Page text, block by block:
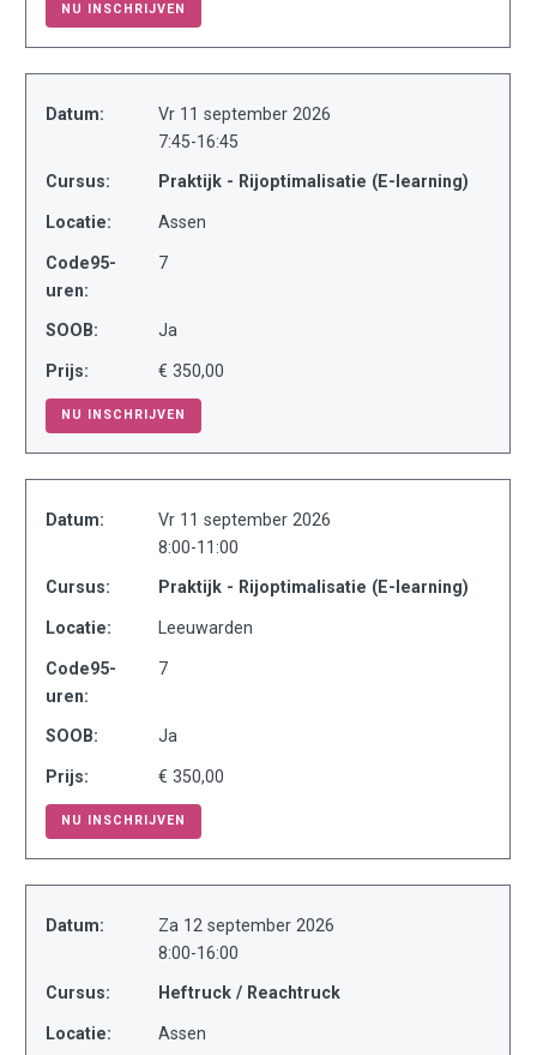
NU INSCHRIJVEN
Datum:
Vr 11 september 2026
7:45-16:45
Cursus: Praktijk - Rijoptimalisatie (E-learning)
Locatie: Assen
Code95-
uren:
7
SOOB: Ja
Prijs: € 350,00
NU INSCHRIJVEN
Datum:
Vr 11 september 2026
8:00-11:00
Cursus: Praktijk - Rijoptimalisatie (E-learning)
Locatie: Leeuwarden
Code95-
uren:
7
SOOB: Ja
Prijs: € 350,00
NU INSCHRIJVEN
Datum:
Za 12 september 2026
8:00-16:00
Cursus: Heftruck / Reachtruck
Locatie: Assen